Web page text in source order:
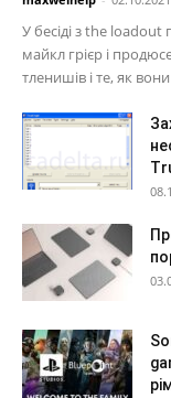
У бесіді з the
майкл грієр і
тленишів і те, як